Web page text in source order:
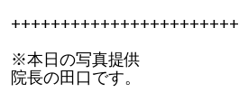
+++++++++++++++++++++++
※本日の写真提供
院長の田口です。